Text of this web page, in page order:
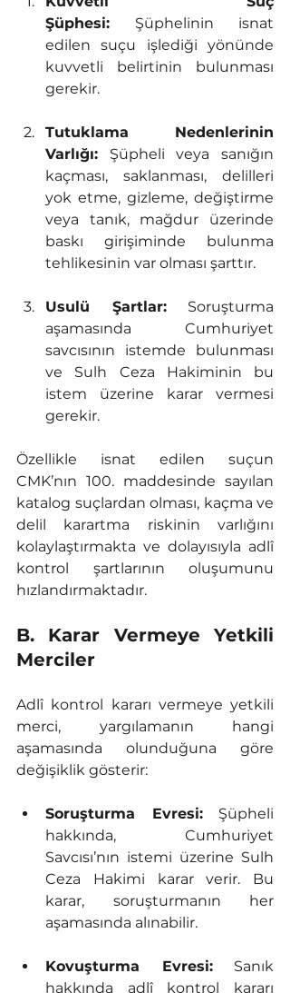
Şüphesi: Şüphelinin isnat
edilen suçu işlediği yönünde
kuvvetli belirtinin bulunması
gerekir.
Tutuklama Nedenlerinin
Varlığı: Şüpheli veya sanığın
kaçması, saklanması, delilleri
yok etme, gizleme, değiştirme
veya tanık, mağdur üzerinde
baskı girişiminde bulunma
tehlikesinin var olması şarttır.
Usulü Şartlar: Soruşturma
aşamasında Cumhuriyet
savcısının istemde bulunması
ve Sulh Ceza Hakiminin bu
istem üzerine karar vermesi
gerekir.
Özellikle isnat edilen suçun
CMK’nın 100. maddesinde sayılan
katalog suçlardan olması, kaçma ve
delil karartma riskinin varlığını
kolaylaştırmakta ve dolayısıyla adlî
kontrol şartlarının oluşumunu
hızlandırmaktadır.
B. Karar Vermeye Yetkili
Merciler
Adlî kontrol kararı vermeye yetkili
merci, yargılamanın hangi
aşamasında olunduğuna göre
değişiklik gösterir:
Soruşturma Evresi: Şüpheli
hakkında, Cumhuriyet
Savcısı’nın istemi üzerine Sulh
Ceza Hakimi karar verir. Bu
karar, soruşturmanın her
aşamasında alınabilir.
Kovuşturma Evresi: Sanık
hakkında adlî kontrol kararı